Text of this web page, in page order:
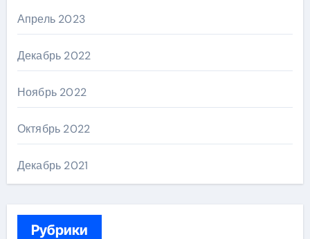
Апрель 2023
Декабрь 2022
Ноябрь 2022
Октябрь 2022
Декабрь 2021
Рубрики